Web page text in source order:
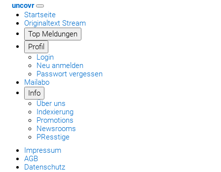
uncovr
Startseite
Originaltext Stream
Top Meldungen
Profil
Login
Neu anmelden
Passwort vergessen
Mailabo
Info
Über uns
Indexierung
Promotions
Newsrooms
PResstige
Impressum
AGB
Datenschutz